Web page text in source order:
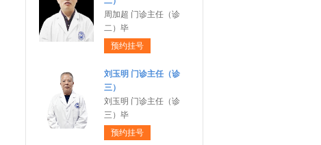
周加超 门诊主任（诊
二）毕
预约挂号
刘玉明 门诊主任（诊
三）
刘玉明 门诊主任（诊
三）毕
预约挂号